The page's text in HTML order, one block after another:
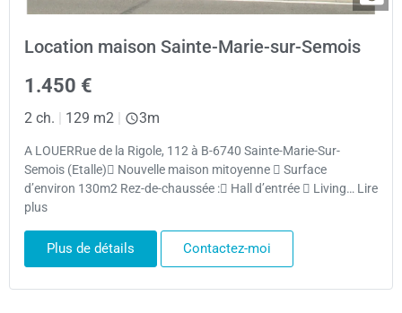
Location maison Sainte-Marie-sur-Semois
1.450 €
2 ch. | 129 m2 | 3m
A LOUERRue de la Rigole, 112 à B-6740 Sainte-Marie-Sur-
Semois (Etalle) Nouvelle maison mitoyenne  Surface
d’environ 130m2 Rez-de-chaussée : Hall d’entrée  Living… Lire
plus
Plus de détails Contactez-moi